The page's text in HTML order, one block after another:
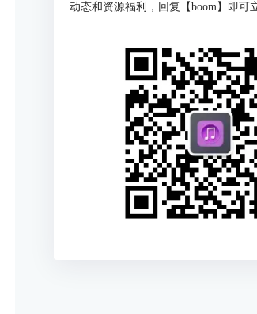
动态和资源福利，回复【boom】即可